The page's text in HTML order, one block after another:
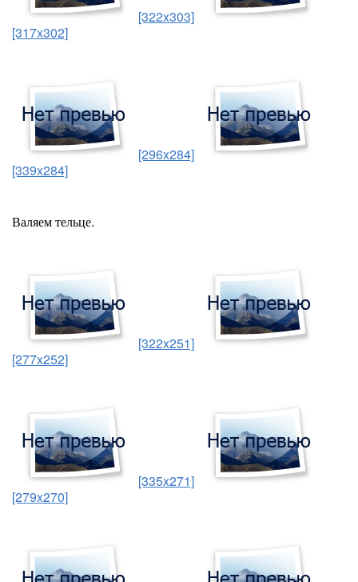
[322x303]
[317x302]
[296x284]
[339x284]
Валяем тельце.
[322x251]
[277x252]
[335x271]
[279x270]